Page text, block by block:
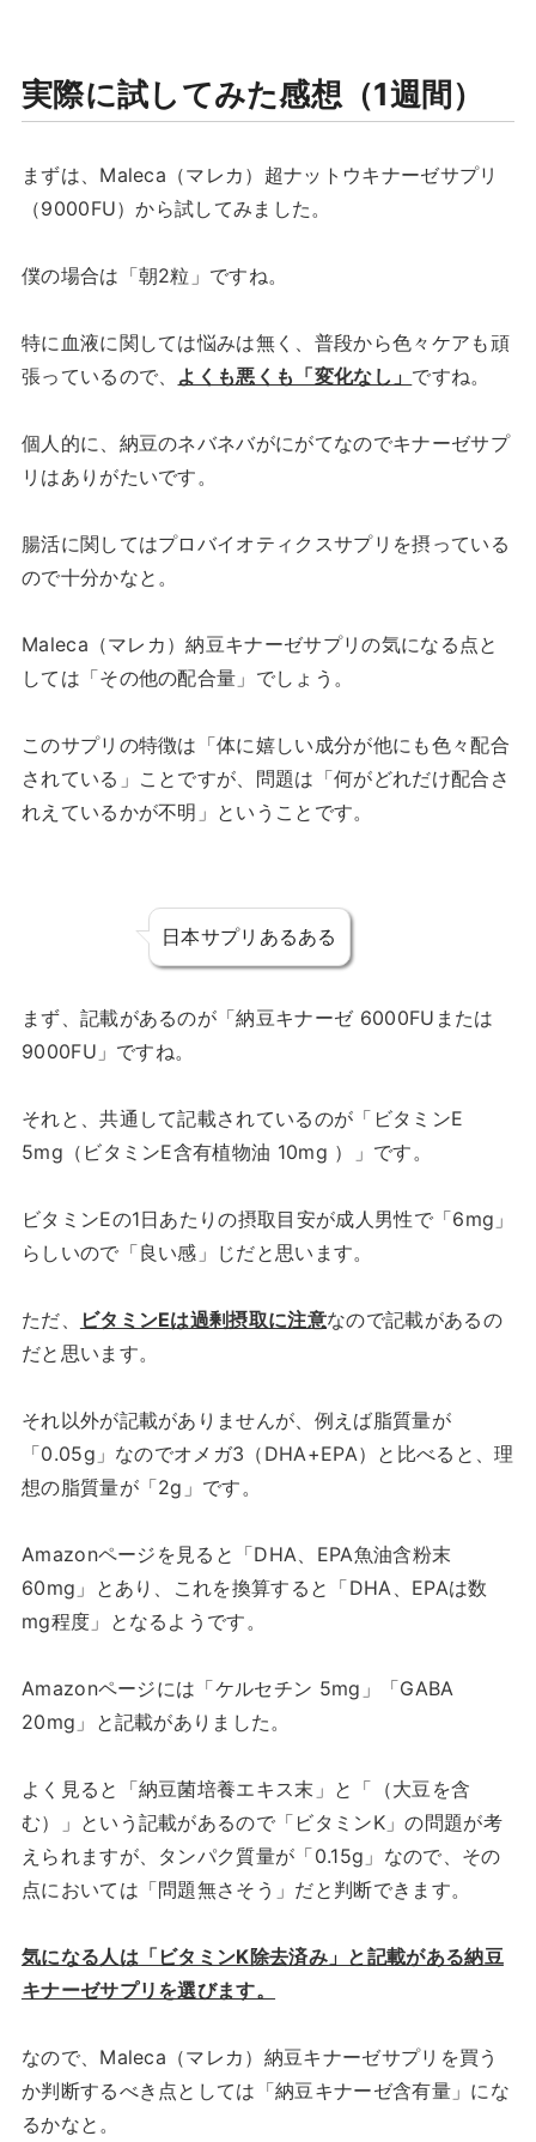
実際に試してみた感想（1週間）
まずは、Maleca（マレカ）超ナットウキナーゼサプリ
（9000FU）から試してみました。
僕の場合は「朝2粒」ですね。
特に血液に関しては悩みは無く、普段から色々ケアも頑
張っているので、 よくも悪くも「変化なし」 ですね。
個人的に、納豆のネバネバがにがてなのでキナーゼサプ
リはありがたいです。
腸活に関してはプロバイオティクスサプリを摂っている
ので十分かなと。
Maleca（マレカ）納豆キナーゼサプリの気になる点と
しては「その他の配合量」でしょう。
このサプリの特徴は「体に嬉しい成分が他にも色々配合
されている」ことですが、問題は「何がどれだけ配合さ
れえているかが不明」ということです。
日本サプリあるある
まず、記載があるのが「納豆キナーゼ 6000FUまたは
9000FU」ですね。
それと、共通して記載されているのが「ビタミンE
5mg（ビタミンE含有植物油 10mg ）」です。
ビタミンEの1日あたりの摂取目安が成人男性で「6mg」
らしいので「良い感」じだと思います。
ただ、 ビタミンEは過剰摂取に注意なので記載があるの
だと思います。
それ以外が記載がありませんが、例えば脂質量が
「0.05g」なのでオメガ3（DHA+EPA）と比べると、理
想の脂質量が「2g」です。
Amazonページを見ると「DHA、EPA魚油含粉末
60mg」とあり、これを換算すると「DHA、EPAは数
mg程度」となるようです。
Amazonページには「ケルセチン 5mg」「GABA
20mg」と記載がありました。
よく見ると「納豆菌培養エキス末」と「（大豆を含
む）」という記載があるので「ビタミンK」の問題が考
えられますが、タンパク質量が「0.15g」なので、その
点においては「問題無さそう」だと判断できます。
気になる人は「ビタミンK除去済み」と記載がある納豆
キナーゼサプリを選びます。
なので、Maleca（マレカ）納豆キナーゼサプリを買う
か判断するべき点としては「納豆キナーゼ含有量」にな
るかなと。